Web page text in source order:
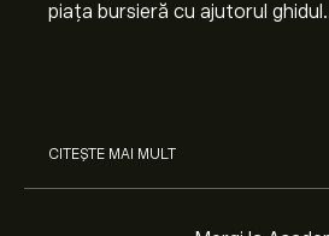
piața bursieră cu ajutorul
CITEȘTE MAI MULT